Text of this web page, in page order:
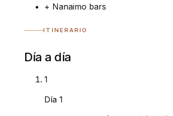
+ Nanaimo bars
ITINERARIO
Día a día
1
Día 1